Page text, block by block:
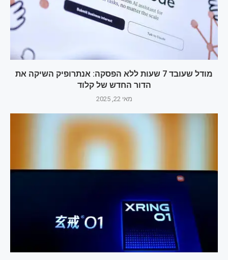
מודל שעובד 7 שעות ללא הפסקה: אנתרופיק השיקה את
הדור החדש של קלוד
מאי 22, 2025